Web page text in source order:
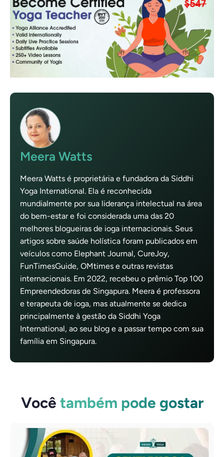
Meera Watts
Meera Watts é proprietária e fundadora da Siddhi
Yoga International. Ela é reconhecida
mundialmente por sua liderança intelectual na área
do bem-estar e foi considerada uma das 20
melhores blogueiras de ioga internacionais. Seus
artigos sobre saúde holística foram publicados em
veículos como Elephant Journal, CureJoy,
FunTimesGuide, OMtimes e outras revistas
internacionais. Em 2022, recebeu o prêmio Top 100
Empreendedoras de Singapura. Meera é professora
e terapeuta de ioga, mas atualmente se dedica
principalmente à gestão da Siddhi Yoga
International, ao seu blog e a passar tempo com sua
família em Singapura.
Você também pode gostar